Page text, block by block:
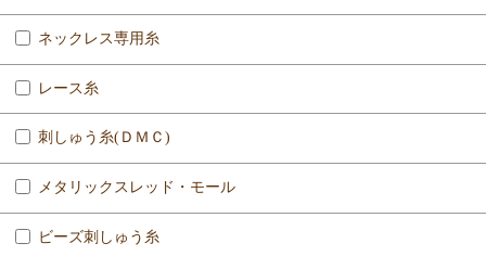
ネックレス専用糸
レース糸
刺しゅう糸(ＤＭＣ)
メタリックスレッド・モール
ビーズ刺しゅう糸